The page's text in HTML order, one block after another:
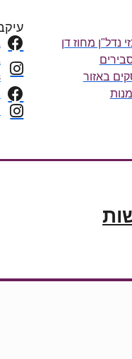
נדל"ן מחוז דן
באזור